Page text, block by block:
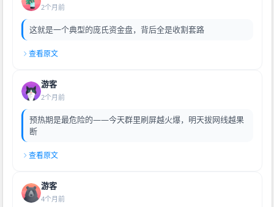
2个月前
这就是一个典型的庞氏资金盘，背后全是收割套路
查看原文
游客
2个月前
预热期是最危险的——今天群里刷屏越火爆，明天拔网线越果
断
查看原文
游客
4个月前